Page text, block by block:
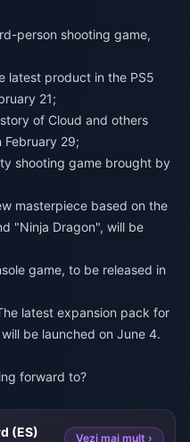
person shooting game,
latest product in the PS5
21;
of Cloud and others
February 29;
shooting game brought by
masterpiece based on the
"Ninja Dragon", will be
game, to be released in
latest expansion pack for
be launched on June 4.
forward to?
(ES) Vezi mai mult ›